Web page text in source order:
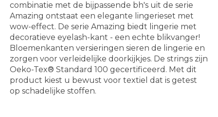
combinatie met de bijpassende bh's uit de serie
Amazing ontstaat een elegante lingerieset met
wow-effect. De serie Amazing biedt lingerie met
decoratieve eyelash-kant - een echte blikvanger!
Bloemenkanten versieringen sieren de lingerie en
zorgen voor verleidelijke doorkijkjes. De strings zijn
Oeko-Tex® Standard 100 gecertificeerd. Met dit
product kiest u bewust voor textiel dat is getest
op schadelijke stoffen.